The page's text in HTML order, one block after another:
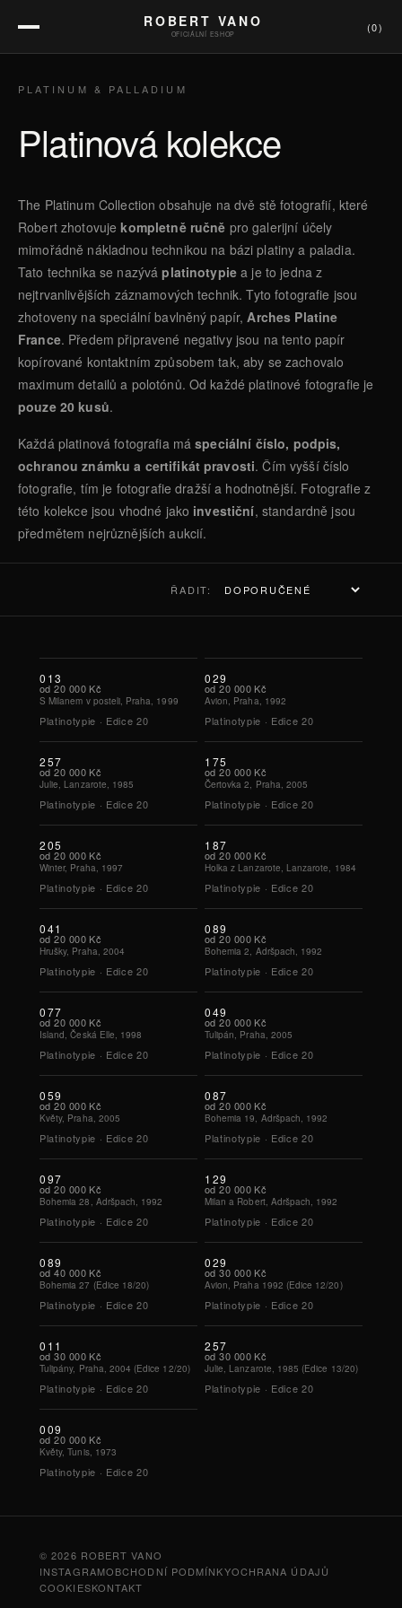
ROBERT VANO
OFICIÁLNÍ ESHOP
(0)
PLATINUM & PALLADIUM
Platinová kolekce
The Platinum Collection obsahuje na dvě stě fotografií, které
Robert zhotovujekompletně ručně pro galerijní účely
mimořádně nákladnou technikou na bázi platiny a paladia.
Tato technika se nazýváplatinotypie a je to jedna z
nejtrvanlivějších záznamových technik. Tyto fotografie jsou
zhotoveny na speciální bavlněný papír,Arches Platine
France. Předem připravené negativy jsou na tento papír
kopírované kontaktním způsobem tak, aby se zachovalo
maximum detailů a polotónů. Od každé platinové fotografie je
pouze 20 kusů.
Každá platinová fotografia máspeciální číslo, podpis,
ochranou známku a certifikát pravosti. Čím vyšší číslo
fotografie, tím je fotografie dražší a hodnotnější. Fotografie z
této kolekce jsou vhodné jako investiční, standardně jsou
předmětem nejrůznějších aukcií.
ŘADIT:
013
od 20 000 Kč
S Milanem v posteli, Praha, 1999
Platinotypie · Edice 20
029
od 20 000 Kč
Avion, Praha, 1992
Platinotypie · Edice 20
257
od 20 000 Kč
Julie, Lanzarote, 1985
Platinotypie · Edice 20
175
od 20 000 Kč
Čertovka 2, Praha, 2005
Platinotypie · Edice 20
205
od 20 000 Kč
Winter, Praha, 1997
Platinotypie · Edice 20
187
od 20 000 Kč
Holka z Lanzarote, Lanzarote, 1984
Platinotypie · Edice 20
041
od 20 000 Kč
Hrušky, Praha, 2004
Platinotypie · Edice 20
089
od 20 000 Kč
Bohemia 2, Adršpach, 1992
Platinotypie · Edice 20
077
od 20 000 Kč
Island, Česká Elle, 1998
Platinotypie · Edice 20
049
od 20 000 Kč
Tulipán, Praha, 2005
Platinotypie · Edice 20
059
od 20 000 Kč
Květy, Praha, 2005
Platinotypie · Edice 20
087
od 20 000 Kč
Bohemia 19, Adršpach, 1992
Platinotypie · Edice 20
097
od 20 000 Kč
Bohemia 28, Adršpach, 1992
Platinotypie · Edice 20
129
od 20 000 Kč
Milan a Robert, Adršpach, 1992
Platinotypie · Edice 20
089
od 40 000 Kč
Bohemia 27 (Edice 18/20)
Platinotypie · Edice 20
029
od 30 000 Kč
Avion, Praha 1992 (Edice 12/20)
Platinotypie · Edice 20
011
od 30 000 Kč
Tulipány, Praha, 2004 (Edice 12/20)
Platinotypie · Edice 20
257
od 30 000 Kč
Julie, Lanzarote, 1985 (Edice 13/20)
Platinotypie · Edice 20
009
od 20 000 Kč
Květy, Tunis, 1973
Platinotypie · Edice 20
© 2026 ROBERT VANO
INSTAGRAMOBCHODNÍ PODMÍNKYOCHRANA ÚDAJŮ
COOKIESKONTAKT